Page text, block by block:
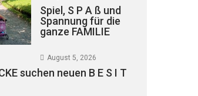
Spiel, S P A ß und
Spannung für die
ganze FAMILIE
August 5, 2026
suchen neuen B E S I T